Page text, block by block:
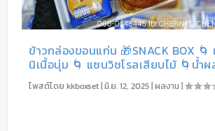
ข้าวกล่องขอนแก่น 🎁SNACK BOX
นิเนื้อนุ่ม 🌀 แซนวิชโรลเสียบไม้ 🌀น้ำผ
โพสต์โดยkkboxset|มิ.ย. 12, 2025|ผลงาน |